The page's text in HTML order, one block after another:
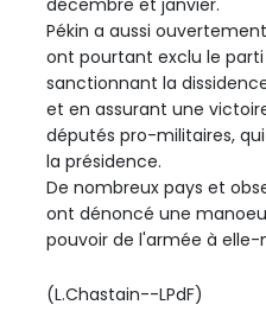
décembre et janvier.
Pékin a aussi
ont pourtant exclu le parti
sanctionnant la
et en assurant une
députés pro-militaires,
la présidence.
De nombreux pays et
ont dénoncé une
pouvoir de l'armée à elle-
(L.Chastain--LPdF)